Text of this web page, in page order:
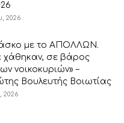
2026
με το ΑΠΟΛΛΩΝ.
χάθηκαν, σε βάρος
νοικοκυριών» –
Βουλευτής Βοιωτίας
2026